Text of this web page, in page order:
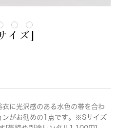
イズ]
に光沢感のある水色の帯を合わ
ンがお勧めの1点です。※Sサイズ